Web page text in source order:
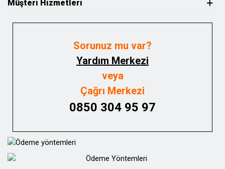
Müşteri Hizmetleri
Sorunuz mu var?
Yardım Merkezi
veya
Çağrı Merkezi
0850 304 95 97